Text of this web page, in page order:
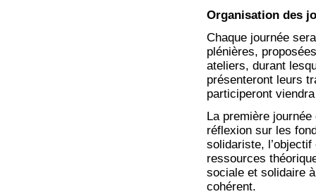
Organisation des
Chaque journée
plénières,
ateliers, durant
présenteront leurs
participeront
La première
réflexion sur les
solidariste,
ressources
sociale et solidaire
cohérent.